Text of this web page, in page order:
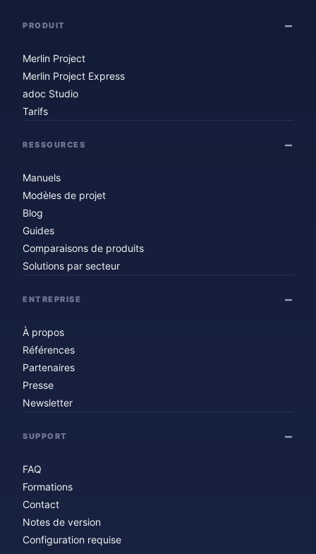
PRODUIT
Merlin Project
Merlin Project Express
adoc Studio
Tarifs
RESSOURCES
Manuels
Modèles de projet
Blog
Guides
Comparaisons de produits
Solutions par secteur
ENTREPRISE
À propos
Références
Partenaires
Presse
Newsletter
SUPPORT
FAQ
Formations
Contact
Notes de version
Configuration requise